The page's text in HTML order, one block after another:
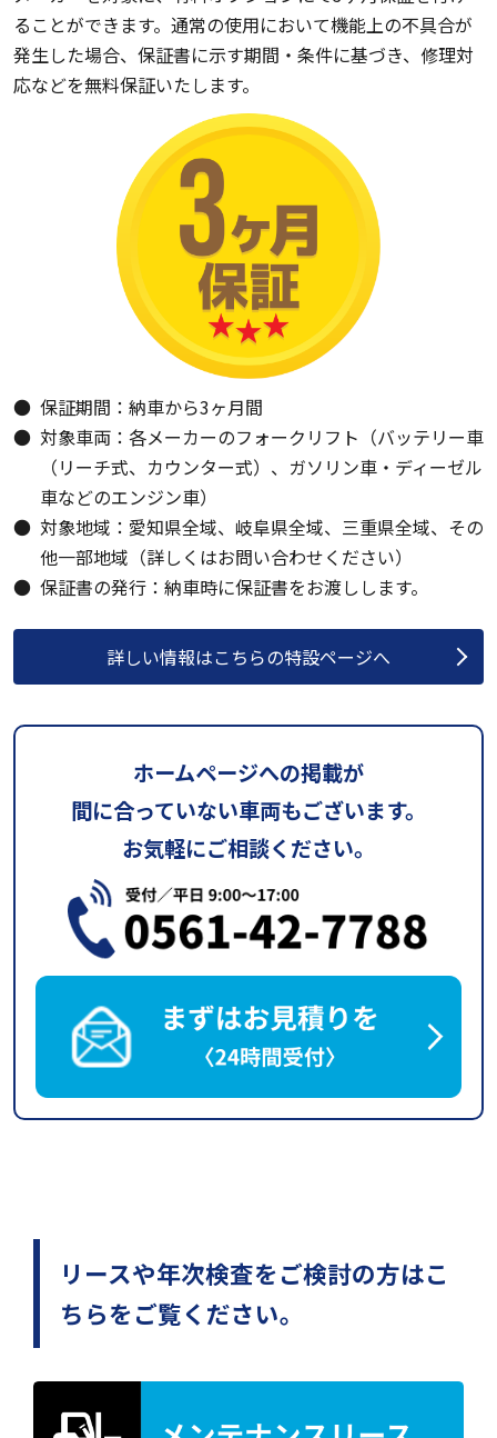
ることができます。通常の使用において機能上の不具合が
発生した場合、保証書に示す期間・条件に基づき、修理対
応などを無料保証いたします。
保証期間：納車から3ヶ月間
対象車両：各メーカーのフォークリフト（バッテリー車
（リーチ式、カウンター式）、ガソリン車・ディーゼル
車などのエンジン車）
対象地域：愛知県全域、岐阜県全域、三重県全域、その
他一部地域（詳しくはお問い合わせください）
保証書の発行：納車時に保証書をお渡しします。
詳しい情報はこちらの特設ページへ
ホームページへの掲載が
間に合っていない車両もございます。
お気軽にご相談ください。
リースや年次検査をご検討の方はこ
ちらをご覧ください。